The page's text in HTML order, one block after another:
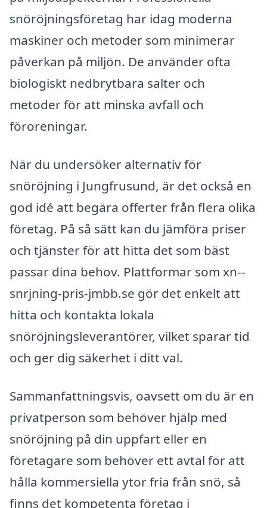
snöröjningsföretag har idag moderna
maskiner och metoder som minimerar
påverkan på miljön. De använder ofta
biologiskt nedbrytbara salter och
metoder för att minska avfall och
föroreningar.
När du undersöker alternativ för
snöröjning i Jungfrusund, är det också en
god idé att begära offerter från flera olika
företag. På så sätt kan du jämföra priser
och tjänster för att hitta det som bäst
passar dina behov. Plattformar som xn--
snrjning-pris-jmbb.se gör det enkelt att
hitta och kontakta lokala
snöröjningsleverantörer, vilket sparar tid
och ger dig säkerhet i ditt val.
Sammanfattningsvis, oavsett om du är en
privatperson som behöver hjälp med
snöröjning på din uppfart eller en
företagare som behöver ett avtal för att
hålla kommersiella ytor fria från snö, så
finns det kompetenta företag i